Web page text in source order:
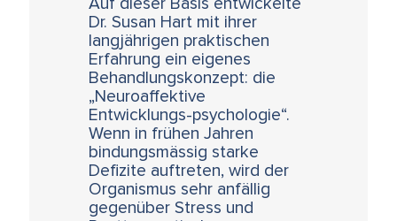
Auf dieser Basis entwickelte
Dr. Susan Hart mit ihrer
langjährigen praktischen
Erfahrung ein eigenes
Behandlungskonzept: die
„Neuroaffektive
Entwicklungs-psychologie“.
Wenn in frühen Jahren
bindungsmässig starke
Defizite auftreten, wird der
Organismus sehr anfällig
gegenüber Stress und